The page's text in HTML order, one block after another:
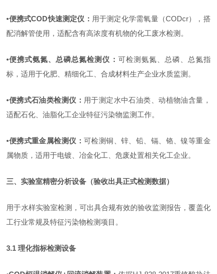
•便携式COD快速测定仪 ： 用于测定化学需氧量（CODcr），搭
配消解管使用，适配含有高浓度有机物的化工废水检测。
•便携式氨氮、总磷总氮检测仪 ： 可检测氨氮、总磷、总氮指
标，适用于化肥、精细化工、合成材料生产企业水质监测。
•便携式石油类检测仪 ： 用于测定水中石油类、动植物油含量，
适配石化、油脂化工企业特征污染物监测工作。
•便携式重金属检测仪 ： 可检测铜、锌、铅、镉、铬、镍等重金
属物质，适用于电镀、冶金化工、危废处置相关化工企业。
三、实验室精密分析设备（验收出具正式检测数据）
用于水样实验室检测，可出具合规有效的验收监测报告，覆盖化
工行业常规及特征污染物检测项目。
3.1理化指标检测设备